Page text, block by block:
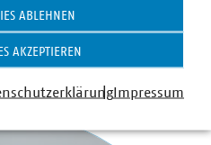
ABLEHNEN
AKZEPTIEREN
Impressum